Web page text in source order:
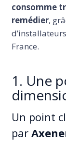
consomme
remédier,
France.
1. Une
Un point
par